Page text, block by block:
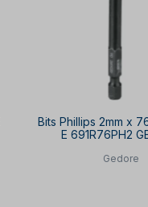
Bits Phillips 2mm x
E 691R76PH2
Gedore